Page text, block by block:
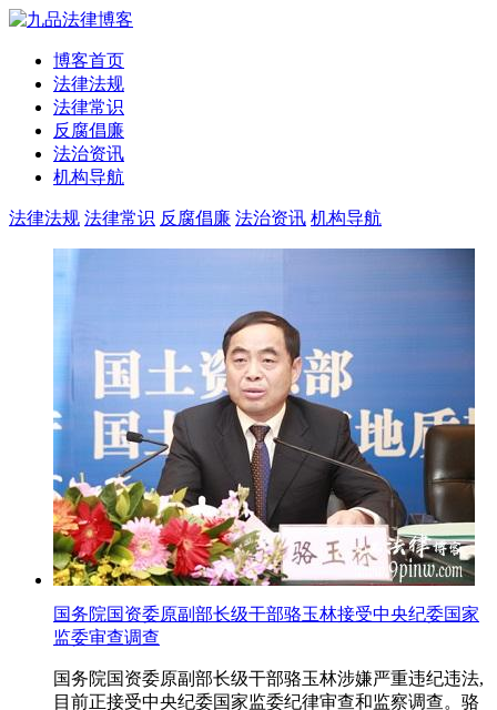
博客首页
法律法规
法律常识
反腐倡廉
法治资讯
机构导航
法律法规 法律常识 反腐倡廉 法治资讯 机构导航
国务院国资委原副部长级干部骆玉林接受中央纪委国家
监委审查调查
国务院国资委原副部长级干部骆玉林涉嫌严重违纪违法,
目前正接受中央纪委国家监委纪律审查和监察调查。骆